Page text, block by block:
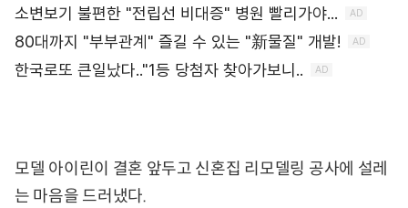
모델 아이린이 결혼 앞두고 신혼집 리모델링 공사에 설레
는 마음을 드러냈다.